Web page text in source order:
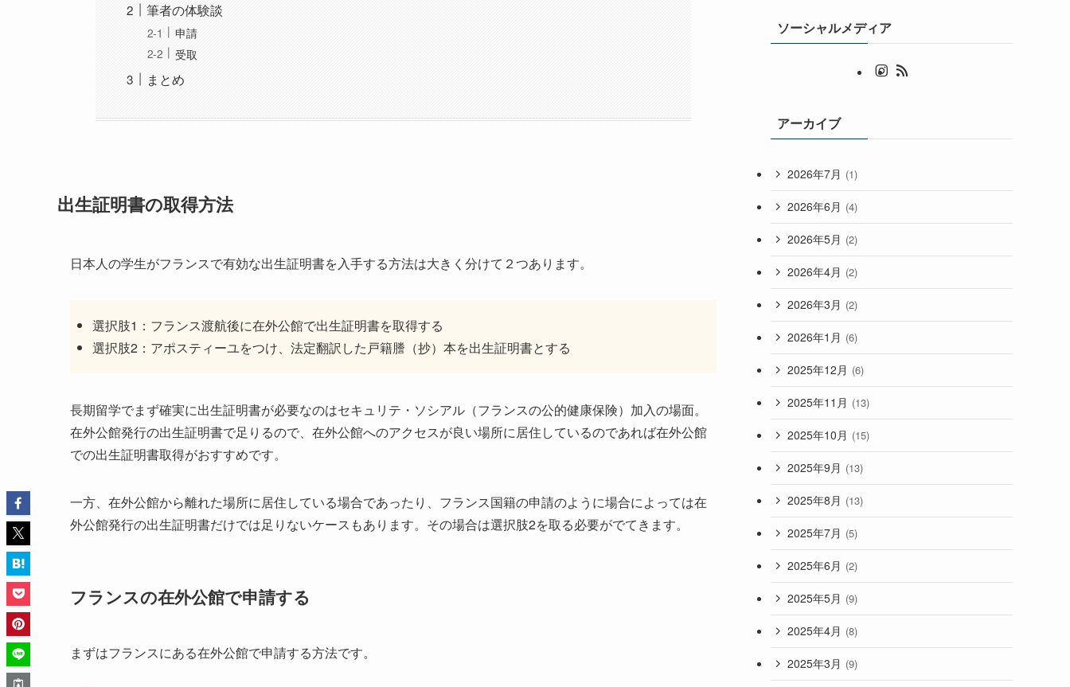
筆者の体験談
申請
受取
まとめ
出生証明書の取得方法
日本人の学生がフランスで有効な出生証明書を入手する方法は大きく分けて２つあります。
選択肢1：フランス渡航後に在外公館で出生証明書を取得する
選択肢2：アポスティーユをつけ、法定翻訳した戸籍謄（抄）本を出生証明書とする
長期留学でまず確実に出生証明書が必要なのはセキュリテ・ソシアル（フランスの公的健康保険）加入の場面。
在外公館発行の出生証明書で足りるので、在外公館へのアクセスが良い場所に居住しているのであれば在外公館
での出生証明書取得がおすすめです。
一方、在外公館から離れた場所に居住している場合であったり、フランス国籍の申請のように場合によっては在
外公館発行の出生証明書だけでは足りないケースもあります。その場合は選択肢2を取る必要がでてきます。
フランスの在外公館で申請する
まずはフランスにある在外公館で申請する方法です。
ソーシャルメディア
アーカイブ
2026年7月 (1)
2026年6月 (4)
2026年5月 (2)
2026年4月 (2)
2026年3月 (2)
2026年1月 (6)
2025年12月 (6)
2025年11月 (13)
2025年10月 (15)
2025年9月 (13)
2025年8月 (13)
2025年7月 (5)
2025年6月 (2)
2025年5月 (9)
2025年4月 (8)
2025年3月 (9)